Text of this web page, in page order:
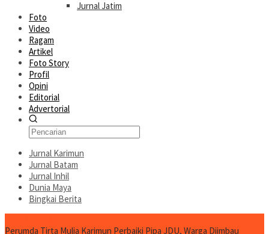
Jurnal Jatim
Foto
Video
Ragam
Artikel
Foto Story
Profil
Opini
Editorial
Advertorial
Jurnal Karimun
Jurnal Batam
Jurnal Inhil
Dunia Maya
Bingkai Berita
Perumda Tirta Mulia Karimun Perbaiki Pipa JDU, Warga Diimbau